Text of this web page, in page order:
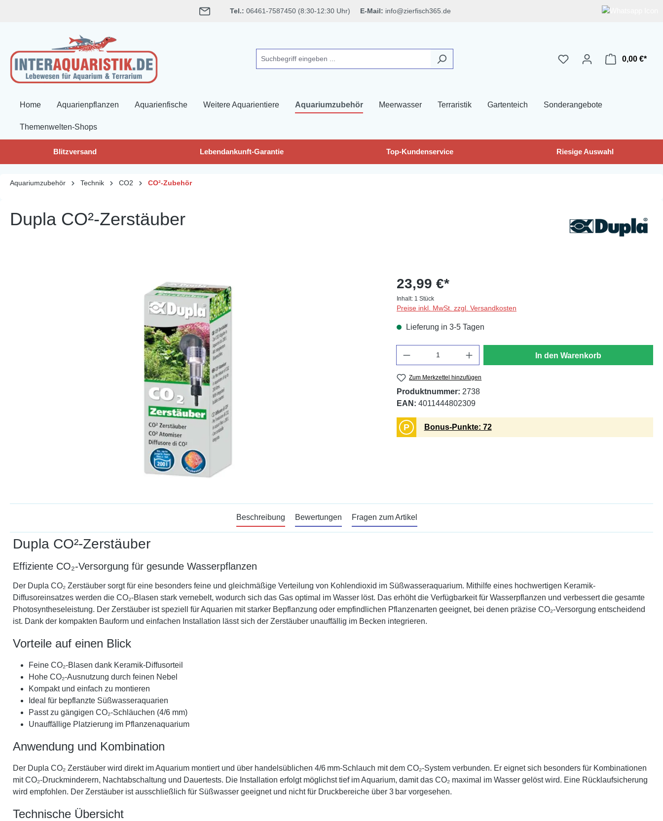
Tel.: 06461-7587450 (8:30-12:30 Uhr) E-Mail: info@zierfisch365.de
0,00 €*
Home Aquarienpflanzen Aquarienfische Weitere Aquarientiere Aquariumzubehör Meerwasser Terraristik Gartenteich Sonderangebote
Themenwelten-Shops
Blitzversand Lebendankunft-Garantie Top-Kundenservice Riesige Auswahl
Aquariumzubehör Technik CO2 CO²-Zubehör
Dupla CO²-Zerstäuber
23,99 €*
Inhalt: 1 Stück
Preise inkl. MwSt. zzgl. Versandkosten
Lieferung in 3-5 Tagen
In den Warenkorb
Zum Merkzettel hinzufügen
Produktnummer: 2738
EAN: 4011444802309
P Bonus-Punkte: 72
Beschreibung Bewertungen Fragen zum Artikel
Dupla CO²-Zerstäuber
Effiziente CO₂-Versorgung für gesunde Wasserpflanzen
Der Dupla CO₂ Zerstäuber sorgt für eine besonders feine und gleichmäßige Verteilung von Kohlendioxid im Süßwasseraquarium. Mithilfe eines hochwertigen Keramik-
Diffusoreinsatzes werden die CO₂-Blasen stark vernebelt, wodurch sich das Gas optimal im Wasser löst. Das erhöht die Verfügbarkeit für Wasserpflanzen und verbessert die gesamte
Photosyntheseleistung. Der Zerstäuber ist speziell für Aquarien mit starker Bepflanzung oder empfindlichen Pflanzenarten geeignet, bei denen präzise CO₂-Versorgung entscheidend
ist. Dank der kompakten Bauform und einfachen Installation lässt sich der Zerstäuber unauffällig im Becken integrieren.
Vorteile auf einen Blick
Feine CO₂-Blasen dank Keramik-Diffusorteil
Hohe CO₂-Ausnutzung durch feinen Nebel
Kompakt und einfach zu montieren
Ideal für bepflanzte Süßwasseraquarien
Passt zu gängigen CO₂-Schläuchen (4/6 mm)
Unauffällige Platzierung im Pflanzenaquarium
Anwendung und Kombination
Der Dupla CO₂ Zerstäuber wird direkt im Aquarium montiert und über handelsüblichen 4/6 mm-Schlauch mit dem CO₂-System verbunden. Er eignet sich besonders für Kombinationen
mit CO₂-Druckminderern, Nachtabschaltung und Dauertests. Die Installation erfolgt möglichst tief im Aquarium, damit das CO₂ maximal im Wasser gelöst wird. Eine Rücklaufsicherung
wird empfohlen. Der Zerstäuber ist ausschließlich für Süßwasser geeignet und nicht für Druckbereiche über 3 bar vorgesehen.
Technische Übersicht